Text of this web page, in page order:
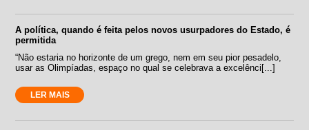
A política, quando é feita pelos novos usurpadores do Estado, é
permitida
“Não estaria no horizonte de um grego, nem em seu pior pesadelo,
usar as Olimpíadas, espaço no qual se celebrava a excelênci[...]
LER MAIS